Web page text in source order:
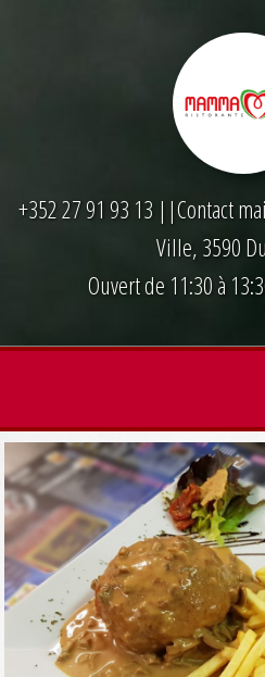
+352 27 91 93 13 ||Contact
Ville, 3590
Ouvert de 11:30 à